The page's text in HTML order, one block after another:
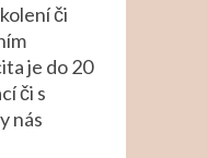
či
je do 20
či s
nás